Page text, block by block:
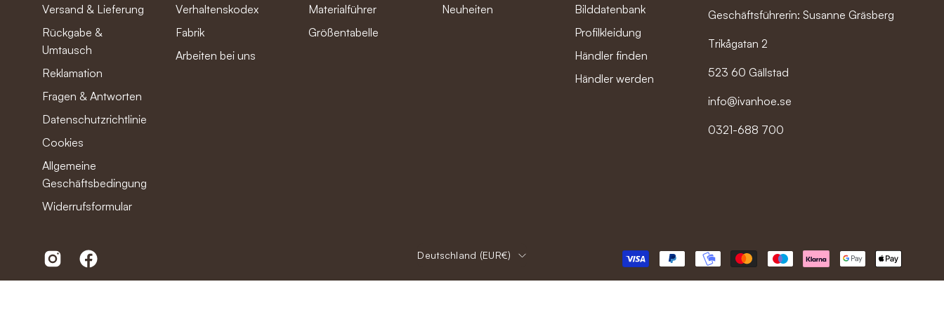
Versand & Lieferung
Rückgabe &
Umtausch
Reklamation
Fragen & Antworten
Datenschutzrichtlinie
Cookies
Allgemeine
Geschäftsbedingungen
Widerrufsformular
Verhaltenskodex
Fabrik
Arbeiten bei uns
Materialführer
Größentabelle
Neuheiten
Bilddatenbank
Profilkleidung
Händler finden
Händler werden
Geschäftsführerin: Susanne Gräsberg
Trikågatan 2
523 60 Gällstad
info@ivanhoe.se
0321-688 700
Land
Deutschland (EUR€)